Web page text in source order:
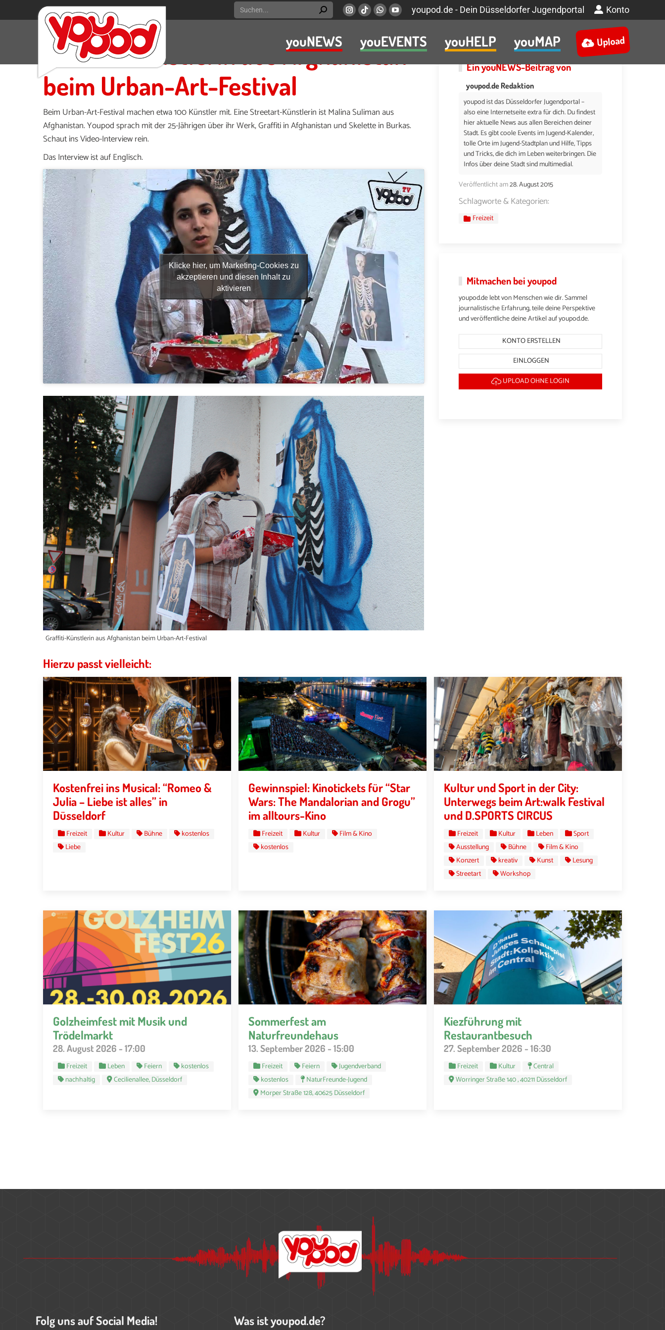
Search:
Instagram
opens
new
Viber
opens
in
new
Whatsapp
opens
in
new
YouTube
opens
in
new
youpod.de - Dein Düsseldorfer Jugendportal Konto
youNEWS youEVENTS youHELP youMAP Upload
Graffiti-Künstlerin aus Afghanistan
beim Urban-Art-Festival
Beim Urban-Art-Festival machen etwa 100 Künstler mit. Eine Streetart-Künstlerin ist Malina Suliman aus
Afghanistan. Youpod sprach mit der 25-Jährigen über ihr Werk, Graffiti in Afghanistan und Skelette in Burkas.
Schaut ins Video-Interview rein.
Das Interview ist auf Englisch.
Klicke hier, um Marketing-Cookies zu
akzeptieren und diesen Inhalt zu
aktivieren
Graffiti-Künstlerin aus Afghanistan beim Urban-Art-Festival
EinyouNEWS-Beitrag von
youpod.de Redaktion
youpod ist das Düsseldorfer Jugendportal –
also eine Internetseite extra für dich. Du findest
hier aktuelle News aus allen Bereichen deiner
Stadt. Es gibt coole Events im Jugend-Kalender,
tolle Orte im Jugend-Stadtplan und Hilfe, Tipps
und Tricks, die dich im Leben weiterbringen. Die
Infos über deine Stadt sind multimedial.
Veröffentlicht am28. August 2015
Schlagworte & Kategorien:
Freizeit
Mitmachen bei youpod
youpod.de lebt von Menschen wie dir. Sammel
journalistische Erfahrung, teile deine Perspektive
und veröffentliche deine Artikel auf youpod.de.
KONTO ERSTELLEN
EINLOGGEN
UPLOAD OHNE LOGIN
Hierzu passt vielleicht:
Kostenfrei ins Musical: “Romeo &
Julia – Liebe ist alles” in
Düsseldorf
Freizeit Kultur Bühne
kostenlos
Liebe
Gewinnspiel: Kinotickets für “Star
Wars: The Mandalorian and Grogu”
im alltours-Kino
Freizeit Kultur
Film & Kino
kostenlos
Kultur und Sport in der City:
Unterwegs beim Art:walk Festival
und D.SPORTS CIRCUS
Freizeit Kultur Leben
Sport
Ausstellung
Bühne
Film & Kino
Konzert
kreativ Kunst
Lesung
Streetart
Workshop
Golzheimfest mit Musik und
Trödelmarkt
28. August 2026 - 17:00
Freizeit Leben Feiern
kostenlos
nachhaltig
Cecilienallee, Düsseldorf
Sommerfest am
Naturfreundehaus
13. September 2026 - 15:00
Freizeit Feiern
Jugendverband
kostenlos
NaturFreunde-Jugend
Morper Straße 128, 40625 Düsseldorf
Kiezführung mit
Restaurantbesuch
27. September 2026 - 16:30
Freizeit Kultur
Central
Worringer Straße 140 , 40211 Düsseldorf
Folg uns auf Social Media! Was ist youpod.de?